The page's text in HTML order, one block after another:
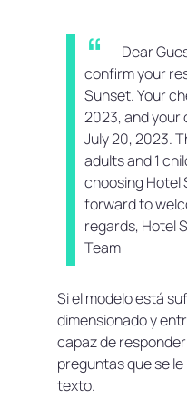
Dear
confirm your
Sunset. Your
2023, and
July 20, 2023.
adults and 1
choosing Hotel
forward to
regards, Hotel
Team
Si el modelo está
dimensionado y
capaz de
preguntas que se
texto.